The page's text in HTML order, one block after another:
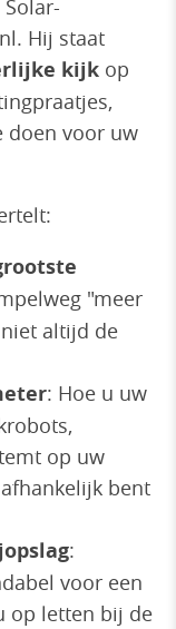
Hij staat
kijk op
doen voor uw
"meer
altijd de
: Hoe u uw
op uw
bent
:
voor een
op letten bij de